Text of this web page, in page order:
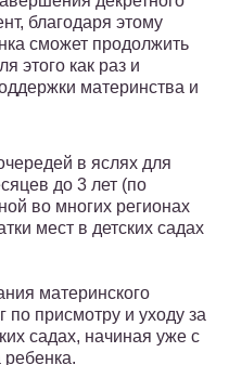
благодаря этому
сможет продолжить
этого как раз и
материнства и
в яслях для
до 3 лет (по
во многих регионах
мест в детских садах
материнского
по присмотру и уходу за
садах, начиная уже с
ребенка.